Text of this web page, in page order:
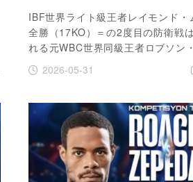
IBF世界ライト級王者レイモンド
全勝（17KO）＝の2度目の防衛戦
れる元WBC世界同級王者ロブソン
2026-05-31